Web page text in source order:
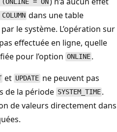
(ONLINE = ON
dans une table
le système. L’opération sur
pas effectuée en ligne, quelle
pour l’option ONLINE .
et UPDATE ne peuvent pas
de la période SYSTEM_TIME .
de valeurs directement dans